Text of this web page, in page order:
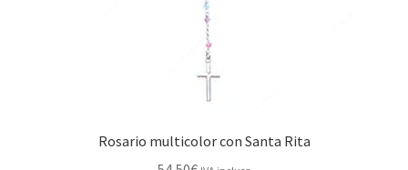
Rosario multicolor con Santa Rita